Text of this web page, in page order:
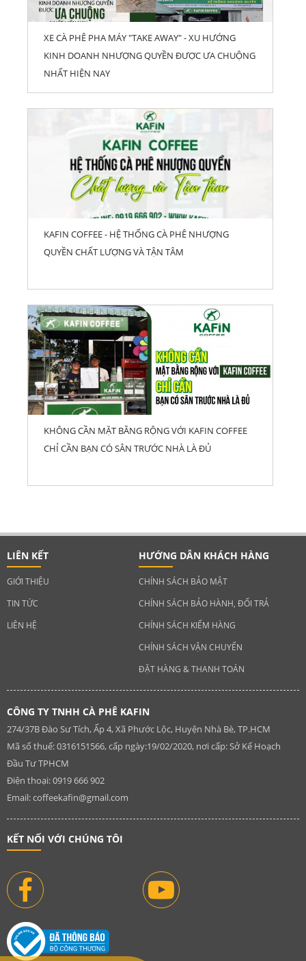
XE CÀ PHÊ PHA MÁY "TAKE AWAY" - XU HƯỚNG
KINH DOANH NHƯỢNG QUYỀN ĐƯỢC ƯA CHUỘNG
NHẤT HIỆN NAY
KAFIN COFFEE - HỆ THỐNG CÀ PHÊ NHƯỢNG
QUYỀN CHẤT LƯỢNG VÀ TẬN TÂM
KHÔNG CẦN MẶT BẰNG RỘNG VỚI KAFIN COFFEE
CHỈ CẦN BẠN CÓ SÂN TRƯỚC NHÀ LÀ ĐỦ
LIÊN KẾT
GIỚI THIỆU
TIN TỨC
LIÊN HỆ
HƯỚNG DẪN KHÁCH HÀNG
CHÍNH SÁCH BẢO MẬT
CHÍNH SÁCH BẢO HÀNH, ĐỔI TRẢ
CHÍNH SÁCH KIỂM HÀNG
CHÍNH SÁCH VẬN CHUYỂN
ĐẶT HÀNG & THANH TOÁN
CÔNG TY TNHH CÀ PHÊ KAFIN
274/37B Đào Sư Tích, Ấp 4, Xã Phước Lộc, Huyện Nhà Bè, TP.HCM
Mã số thuế: 0316151566, cấp ngày:19/02/2020, nơi cấp: Sở Kế Hoạch
Đầu Tư TPHCM
Điện thoại: 0919 666 902
Email:coffeekafin@gmail.com
KẾT NỐI VỚI CHÚNG TÔI